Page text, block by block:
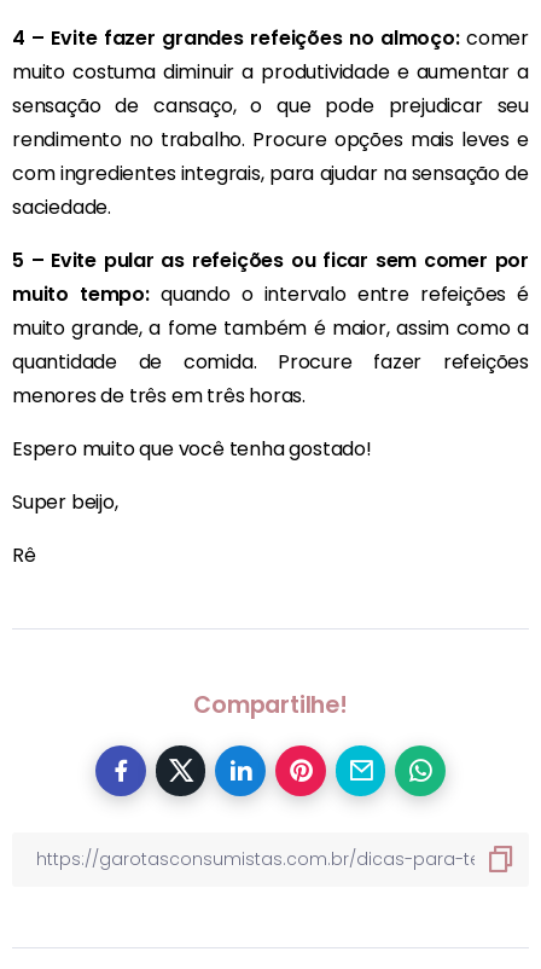
4 – Evite fazer grandes refeições no almoço:comer
muito costuma diminuir a produtividade e aumentar a
sensação de cansaço, o que pode prejudicar seu
rendimento no trabalho. Procure opções mais leves e
com ingredientes integrais, para ajudar na sensação de
saciedade.
5 – Evite pular as refeições ou ficar sem comer por
muito tempo:quando o intervalo entre refeições é
muito grande, a fome também é maior, assim como a
quantidade de comida. Procure fazer refeições
menores de três em três horas.
Espero muito que você tenha gostado!
Super beijo,
Rê
Compartilhe!